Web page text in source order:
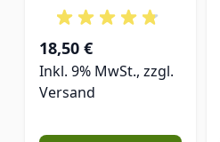
18,50 €
Inkl. 9% MwSt., zzgl.
Versand